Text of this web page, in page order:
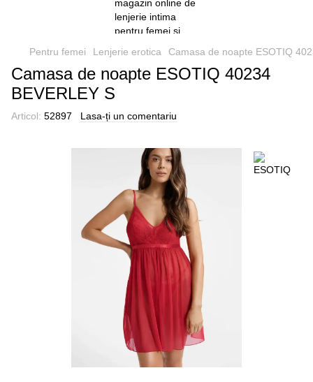
Pentru femei Lenjerie erotica Camasa de noapte ESOTIQ
Camasa de noapte ESOTIQ 40234
BEVERLEY S
Articol: 52897 Lasa-ți un comentariu